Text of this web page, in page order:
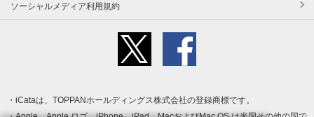
ソーシャルメディア利用規約
iCataは、TOPPANホールディングス株式会社の登録商標です。